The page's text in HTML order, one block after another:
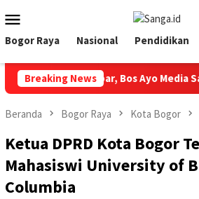
ke
kontenMobile
Bogor Raya Nasional Pendidikan
Breaking News
PWI Jabar, Bos Ayo Media
Beranda Bogor Raya Kota Bogor
Ketua DPRD Kota Bogor
Mahasiswi University of
Columbia